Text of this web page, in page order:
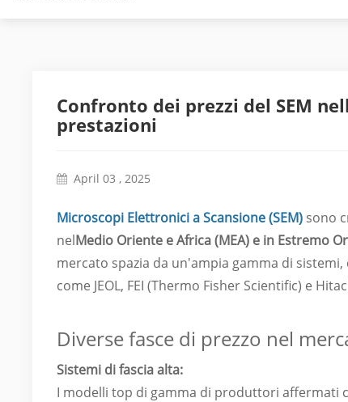
Confronto dei prezzi del SEM
prestazioni
April 03 , 2025
Microscopi Elettronici a Scansione (SEM) sono
nelMedio Oriente e Africa (MEA) e in Estremo
mercato spazia da un'ampia gamma di
come JEOL, FEI (Thermo Fisher Scientific) e
Diverse fasce di prezzo nel
Sistemi di fascia alta:
I modelli top di gamma di produttori affermati